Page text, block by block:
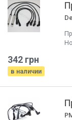
342 грн
в наличии